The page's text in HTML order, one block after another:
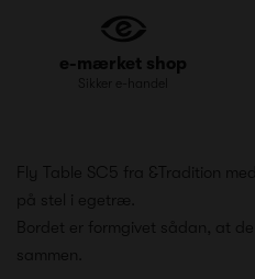
e-mærket shop
Sikker e-handel
Fly Table SC5 fra &Tradition
på stel i egetræ.
Bordet er formgivet sådan, at
sammen.